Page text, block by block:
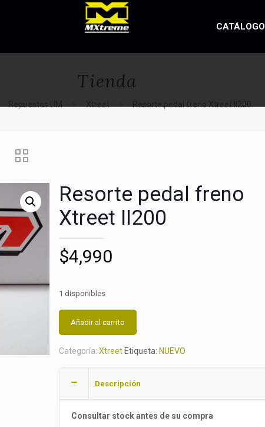
CATÁLOGO
Tienda
Resorte pedal freno
Xtreet II200
$4,990
1 disponibles
Añadir al carrito
Categoría:Xtreet Etiqueta: NUEVO
Descripción
Consultar stock antes de su compra